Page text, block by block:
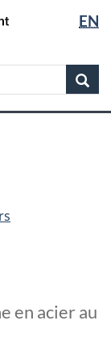
la
langue
EN
en acier au